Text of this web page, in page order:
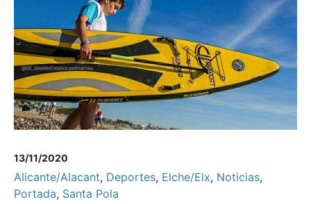
13/11/2020
Alicante/Alacant, Deportes, Elche/Elx, Noticias,
Portada, Santa Pola